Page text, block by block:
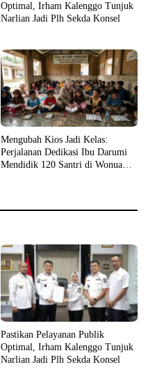
Optimal, Irham Kalenggo Tunjuk
Narlian Jadi Plh Sekda Konsel
Mengubah Kios Jadi Kelas:
Perjalanan Dedikasi Ibu Darumi
Mendidik 120 Santri di Wonua
Pastikan Pelayanan Publik
Optimal, Irham Kalenggo Tunjuk
Narlian Jadi Plh Sekda Konsel